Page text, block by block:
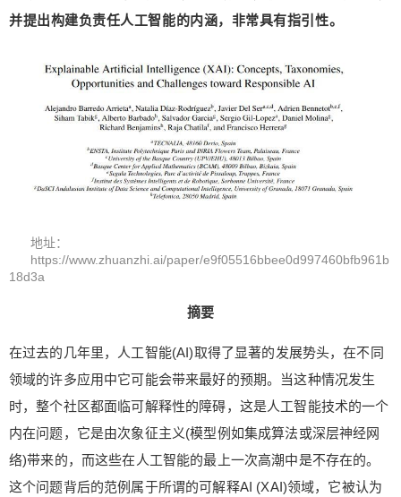
并提出构建负责任人工智能的内涵，非常具有指引性。
地址：
https://www.zhuanzhi.ai/paper/e9f05516bbee0d997460bfb961b
18d3a
摘要
在过去的几年里，人工智能(AI)取得了显著的发展势头，在不同
领域的许多应用中它可能会带来最好的预期。当这种情况发生
时，整个社区都面临可解释性的障碍，这是人工智能技术的一个
内在问题，它是由次象征主义(模型例如集成算法或深层神经网
络)带来的，而这些在人工智能的最上一次高潮中是不存在的。
这个问题背后的范例属于所谓的可解释AI (XAI)领域，它被认为